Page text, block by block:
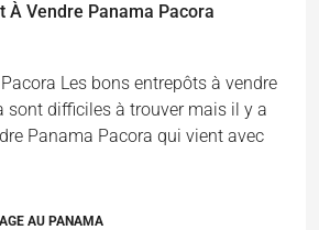
À Vendre Panama Pacora
Les bons entrepôts à vendre
sont difficiles à trouver mais il y a
Panama Pacora qui vient avec
AU PANAMA